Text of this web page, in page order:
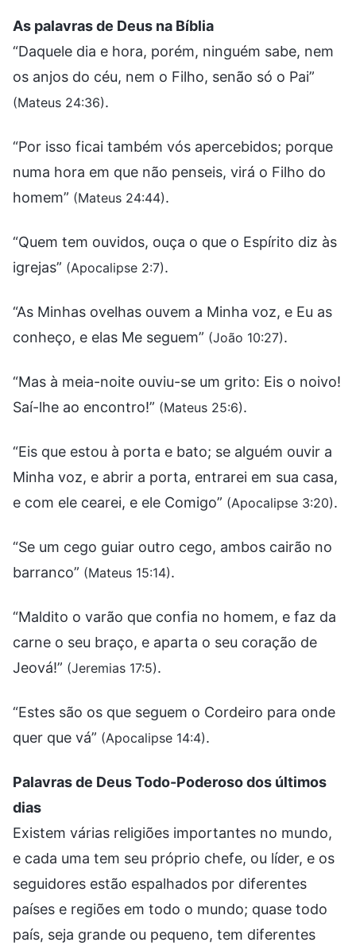
As palavras de Deus na Bíblia
“Daquele dia e hora, porém, ninguém sabe, nem
os anjos do céu, nem o Filho, senão só o Pai”
(Mateus 24:36).
“Por isso ficai também vós apercebidos; porque
numa hora em que não penseis, virá o Filho do
homem” (Mateus 24:44).
“Quem tem ouvidos, ouça o que o Espírito diz às
igrejas” (Apocalipse 2:7).
“As Minhas ovelhas ouvem a Minha voz, e Eu as
conheço, e elas Me seguem” (João 10:27).
“Mas à meia-noite ouviu-se um grito: Eis o noivo!
Saí-lhe ao encontro!” (Mateus 25:6).
“Eis que estou à porta e bato; se alguém ouvir a
Minha voz, e abrir a porta, entrarei em sua casa,
e com ele cearei, e ele Comigo” (Apocalipse 3:20).
“Se um cego guiar outro cego, ambos cairão no
barranco” (Mateus 15:14).
“Maldito o varão que confia no homem, e faz da
carne o seu braço, e aparta o seu coração de
Jeová!” (Jeremias 17:5).
“Estes são os que seguem o Cordeiro para onde
quer que vá” (Apocalipse 14:4).
Palavras de Deus Todo-Poderoso dos últimos
dias
Existem várias religiões importantes no mundo,
e cada uma tem seu próprio chefe, ou líder, e os
seguidores estão espalhados por diferentes
países e regiões em todo o mundo; quase todo
país, seja grande ou pequeno, tem diferentes